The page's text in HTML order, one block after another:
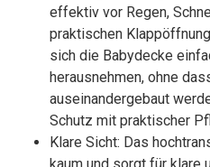
effektiv vor Regen,
praktischen
sich die Babydecke
herausnehmen, ohne
auseinandergebaut
Schutz mit praktischer
Klare Sicht: Das